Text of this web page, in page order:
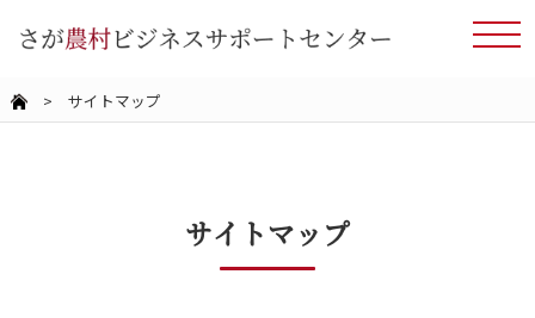
> サイトマップ
サイトマップ